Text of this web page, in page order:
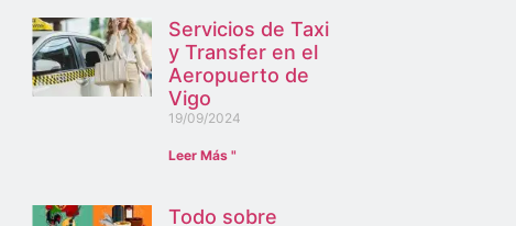
Servicios de Taxi
y Transfer en el
Aeropuerto de
Vigo
19/09/2024
Leer Más "
Todo sobre